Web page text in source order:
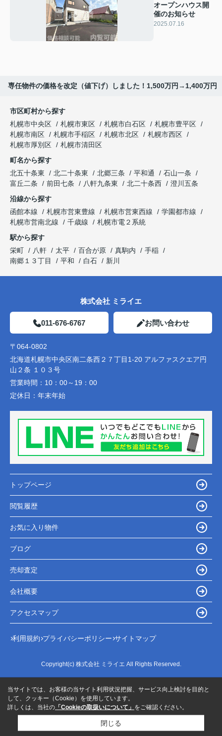
オープンハウス開
催のお知らせ
2025.07.16
専任物件の価格を改定（値下げ）しました！1,500万円→1,400万円
市区町村から探す
札幌市中央区
札幌市東区 札幌市白石区
札幌市豊平区
札幌市南区
札幌市手稲区 札幌市北区
札幌市西区
札幌市厚別区
札幌市清田区
町名から探す
北五十条東
北二十条東 北郷三条 平和通
石山一条
富丘二条
前田七条 八軒九条東 北二十条西
澄川五条
沿線から探す
函館本線
札幌市営東豊線 札幌市営東西線
学園都市線
札幌市営南北線
千歳線
札幌市電２系統
駅から探す
栄町
八軒 太平 百合が原 真駒内
手稲
南郷１３丁目
平和 白石 新川
株式会社 ミライエ
011-676-6767 お問い合わせ
〒064-0802
北海道札幌市中央区南二条西２７丁目1-20 アルファスクエア円
山２条 １０３号
営業時間： 10：00～19：00
定休日： 年末年始
トップページ
閲覧履歴
お気に入り物件
ブログ
売却査定
会社概要
アクセスマップ
利用規約 プライバシーポリシー サイトマップ
Copyright(c) 株式会社 ミライエ All Rights Reserved.
当サイトでは、お客様の当サイト利用状況把握、サービス向上検討を目的と
して、クッキー（Cookie）を使用しています。
詳しくは、当社の 「Cookieの取扱いについて」 をご確認ください。
閉じる